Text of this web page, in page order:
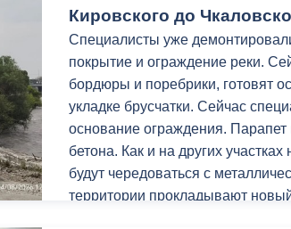
свидетельство о рождении
регистрацию на территории
Кировского до
Специалисты уже
покрытие и ограждение реки.
бордюры и поребрики, готовят
укладке брусчатки. Сейчас
основание ограждения. Парапет
бетона. Как и на других
будут чередоваться с
территории прокладывают